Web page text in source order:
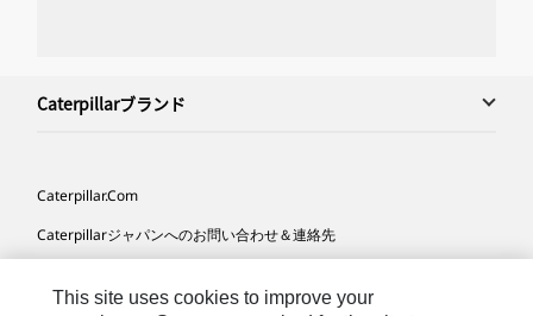
Caterpillarブランド
Caterpillar.com
Caterpillarジャパンへのお問い合わせ＆連絡先
This site uses cookies to improve your